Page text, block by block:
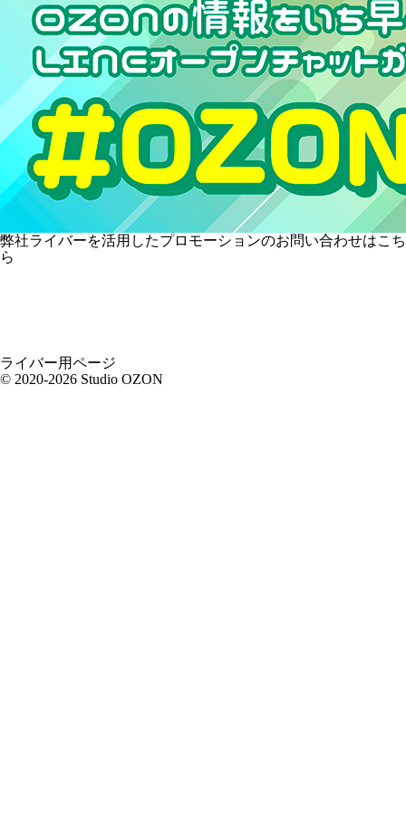
弊社ライバーを活用したプロモーションのお問い合わせはこち
ら
ライバー用ページ
© 2020-2026 Studio OZON